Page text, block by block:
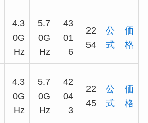
4.3
0G
Hz
5.7
0G
Hz
43
01
6
22
54
公
式
価
格
4.3
0G
Hz
5.7
0G
Hz
42
04
3
22
45
公
式
価
格